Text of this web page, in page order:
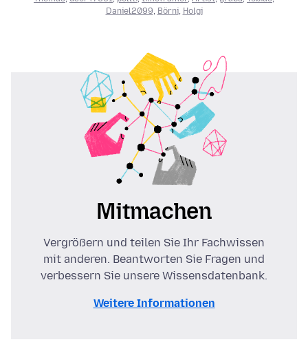
Daniel2099 Börni, Holgi
Mitmachen
Vergrößern und teilen Sie Ihr Fachwissen
mit anderen. Beantworten Sie Fragen und
verbessern Sie unsere Wissensdatenbank.
Weitere Informationen